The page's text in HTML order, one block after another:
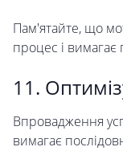
Пам'ятайте, що
процес і вимагає
11.
Впровадження
вимагає